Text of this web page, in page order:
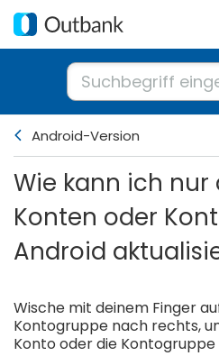
Android-Version
Wie kann ich
Konten oder
Android
Wische mit deinem Finger
Kontogruppe nach rechts,
Konto oder die Kontogruppe